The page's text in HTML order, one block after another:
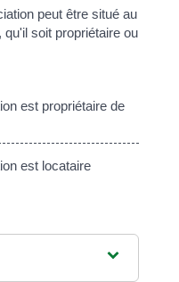
peut être situé au
soit propriétaire ou
est propriétaire de
est locataire